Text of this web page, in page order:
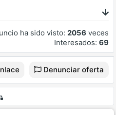
ha sido visto: 2056 veces
Interesados: 69
Denunciar oferta